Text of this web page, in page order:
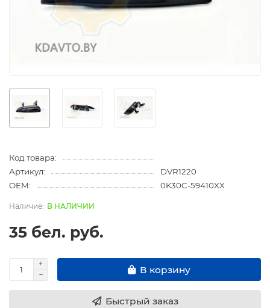
Код товара:
Артикул:
DVR1220
OEM:
0K30C-59410XX
В НАЛИЧИИ
35 бел. руб.
В корзину
Быстрый заказ